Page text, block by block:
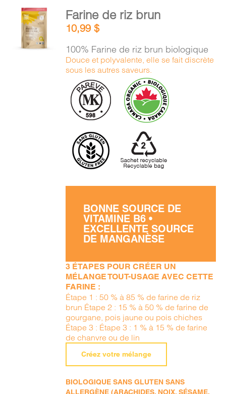
AJOUTER
AU
PANIER
/
Farine de riz brun
10,99$
100% Farine de riz brun biologique
Douce et polyvalente, elle se fait discrète
sous les autres saveurs.
BONNE SOURCE DE
VITAMINE B6 •
EXCELLENTE SOURCE
DE MANGANÈSE
3 ÉTAPES POUR CRÉER UN
MÉLANGE TOUT-USAGE AVEC CETTE
FARINE :
Étape 1 : 50 % à 85 % de farine de riz
brun Étape 2 : 15 % à 50 % de farine de
gourgane, pois jaune ou pois chiches
Étape 3 : Étape 3 : 1 % à 15 % de farine
de chanvre ou de lin
Créez votre mélange
BIOLOGIQUE SANS GLUTEN SANS
ALLERGÈNE (ARACHIDES, NOIX, SÉSAME,